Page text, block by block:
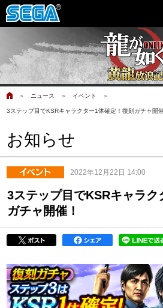
＞ ニュース ＞ イベント ＞
3ステップ目でKSRキャラクター1体確定！復刻ガチャ開催
お知らせ
2022年12月22日 14:00
3ステップ目でKSRキャラク
ガチャ開催！